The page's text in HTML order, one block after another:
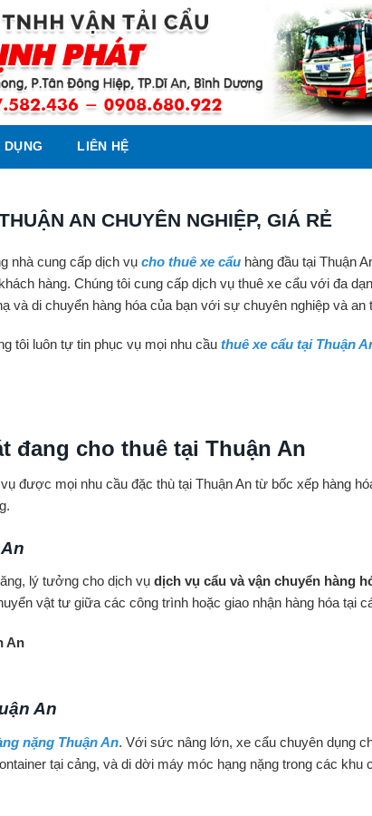
DỤNG LIÊN HỆ
AN CHUYÊN NGHIỆP, GIÁ RẺ
nhà cung cấp dịch vụ cho thuê xe cẩu hàng đầu tại Thuận
hàng. Chúng tôi cung cấp dịch vụ thuê xe cẩu với đa
và di chuyển hàng hóa của bạn với sự chuyên nghiệp và an
tôi luôn tự tin phục vụ mọi nhu cầu thuê xe cẩu tại Thuận
đang cho thuê tại Thuận An
được mọi nhu cầu đặc thù tại Thuận An từ bốc xếp hàng
lý tưởng cho dịch vụ dịch vụ cẩu và vận chuyển hàng
vật tư giữa các công trình hoặc giao nhận hàng hóa tại
An
An
nặng Thuận An. Với sức nâng lớn, xe cẩu chuyên dụng
tại cảng, và di dời máy móc hạng nặng trong các khu